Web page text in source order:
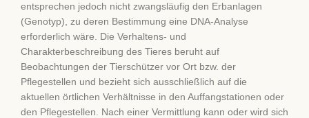
entsprechen jedoch nicht zwangsläufig den Erbanlagen
(Genotyp), zu deren Bestimmung eine DNA-Analyse
erforderlich wäre. Die Verhaltens- und
Charakterbeschreibung des Tieres beruht auf
Beobachtungen der Tierschützer vor Ort bzw. der
Pflegestellen und bezieht sich ausschließlich auf die
aktuellen örtlichen Verhältnisse in den Auffangstationen oder
den Pflegestellen. Nach einer Vermittlung kann oder wird sich